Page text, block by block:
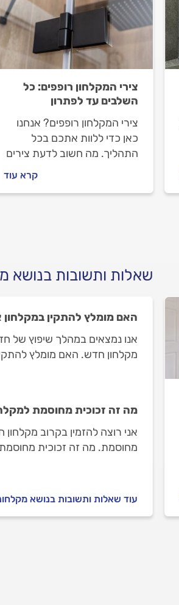
צירי המקלחון רופפים: כל
השלבים עד לפתרון
צירי המקלחון רופפים? אנחנו
כאן כדי ללוות אתכם בכל
התהליך. מה חשוב לדעת צירים
מול מתקין המקלחונים וכמה
עולה החלפת צירים? כל
קרא עוד
שאלות ותשובות בנושא
האם מומלץ להתקין במקלחון
אנו נמצאים במהלך שיפוץ של
מקלחון חדש. האם מומלץ
מה זה זכוכית מחוסמת
אני רוצה להזמין בקרוב מקלחון
מחוסמת. מה זה זכוכית
עוד שאלות ותשובות בנושא